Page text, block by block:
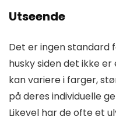
Utseende
Det er ingen standard
husky siden det ikke
kan variere i farger,
på deres individuelle
Likevel har de ofte et